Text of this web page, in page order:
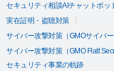
セキュリティ相談AIチャットボッ
実在証明・盗聴対策
サイバー攻撃対策（GMOサイバ
サイバー攻撃対策（GMO Flatt
セキュリティ事業の軌跡